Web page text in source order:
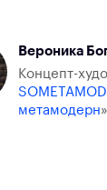
Вероника
Концепт-
метамодерн